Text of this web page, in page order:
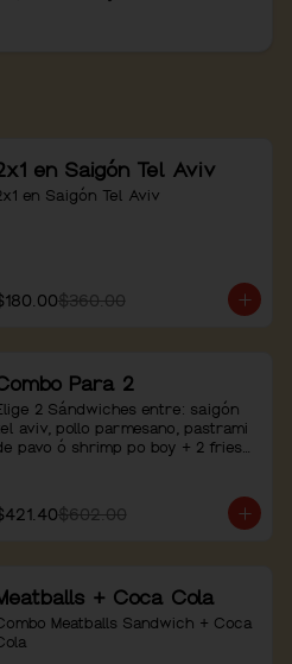
en Saigón Tel Aviv
en Saigón Tel Aviv
$360.00
Para 2
2 Sándwiches entre: saigón
aviv, pollo parmesano, pastrami
pavo ó shrimp po boy + 2 fries+
$602.00
+ Coca Cola
Meatballs Sandwich + Coca